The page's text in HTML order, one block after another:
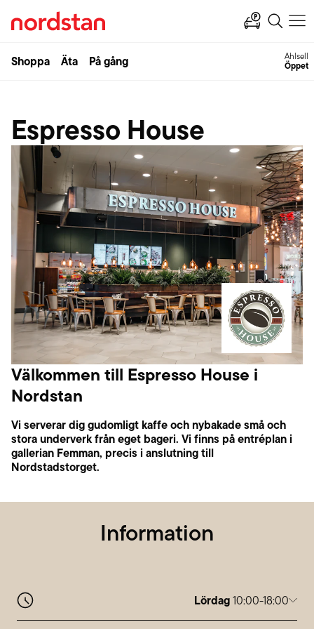
Shoppa Äta På gång Ahlsell
Öppet
Espresso House
Välkommen till Espresso House i
Nordstan
Vi serverar dig gudomligt kaffe och nybakade små och
stora underverk från eget bageri. Vi finns på entréplan i
gallerian Femman, precis i anslutning till
Nordstadstorget.
Information
Lördag10:00-18:00
Måndag
10:00-20:00